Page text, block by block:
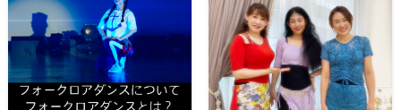
19:00- OHK 金バク！なんと！
麻ノ葉に河合郁人さんが来られ
ました
どんなふうに紹介され
るのかドキドキ
TVerでも見
ていただけるそう […]
つ前の投稿をご覧ください
②Awalemって何？③Awalem
をオススメする理由 先日長文
書いたのでその勢いで書きま
す。(｀・ω・´)ｷﾘ […]